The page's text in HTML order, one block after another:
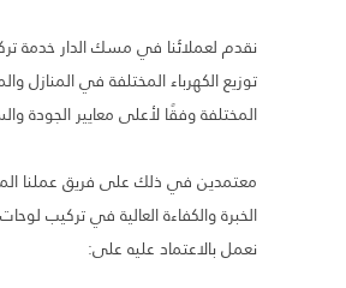
نقدم لعملائنا في مسك الدار خدمة
توزيع الكهرباء المختلفة في المنازل
المختلفة وفقًا لأعلى معايير الجودة
معتمدين في ذلك على فريق عملنا
الخبرة والكفاءة العالية في تركيب
نعمل بالاعتماد عليه على: